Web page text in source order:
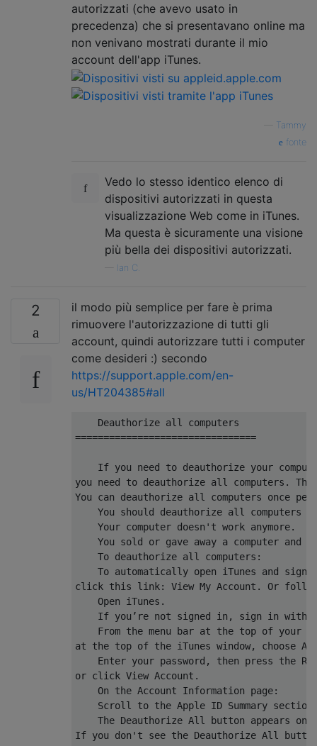
autorizzati (che avevo usato in
precedenza) che si presentavano online ma
non venivano mostrati durante il mio
account dell'app iTunes.
Tammy
fonte
Vedo lo stesso identico elenco di
dispositivi autorizzati in questa
visualizzazione Web come in iTunes.
Ma questa è sicuramente una visione
più bella dei dispositivi autorizzati.
Ian C.
2
il modo più semplice per fare è prima
rimuovere l'autorizzazione di tutti gli
account, quindi autorizzare tutti i computer
come desideri :) secondo
https://support.apple.com/en-
us/HT204385#all
    Deauthorize all computers
================================
If you need to deauthorize your
you need to deauthorize all computers.
You can deauthorize all computers once
You should deauthorize all
    Your computer doesn't work anymore.
You sold or gave away a computer and
    To deauthorize all computers:
To automatically open iTunes and sign
click this link: View My Account. Or
    Open iTunes.
If you’re not signed in, sign in with
From the menu bar at the top of your
at the top of the iTunes window, choose
Enter your password, then press the
or click View Account.
    On the Account Information page:
Scroll to the Apple ID Summary
The Deauthorize All button appears
If you don't see the Deauthorize All